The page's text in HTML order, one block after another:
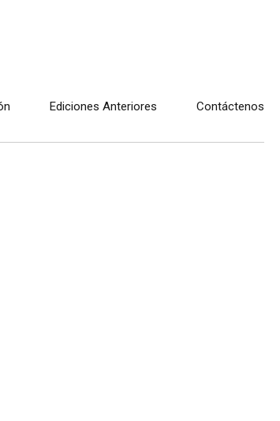
Ediciones Anteriores Contáctenos